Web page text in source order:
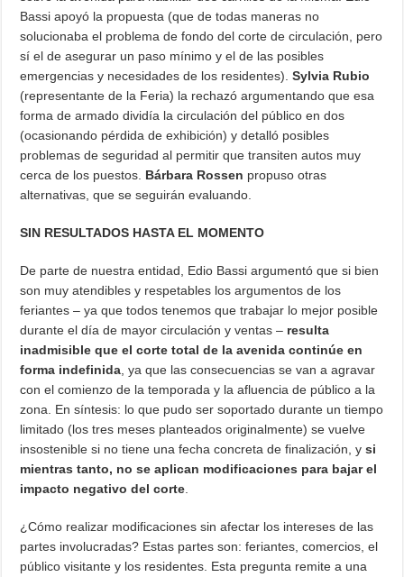
Bassi apoyó la propuesta (que de todas maneras no
solucionaba el problema de fondo del corte de circulación, pero
sí el de asegurar un paso mínimo y el de las posibles
emergencias y necesidades de los residentes).Sylvia Rubio
(representante de la Feria) la rechazó argumentando que esa
forma de armado dividía la circulación del público en dos
(ocasionando pérdida de exhibición) y detalló posibles
problemas de seguridad al permitir que transiten autos muy
cerca de los puestos. Bárbara Rossen propuso otras
alternativas, que se seguirán evaluando.
SIN RESULTADOS HASTA EL MOMENTO
De parte de nuestra entidad, Edio Bassi argumentó que si bien
son muy atendibles y respetables los argumentos de los
feriantes – ya que todos tenemos que trabajar lo mejor posible
durante el día de mayor circulación y ventas – resulta
inadmisible que el corte total de la avenida continúe en
forma indefinida , ya que las consecuencias se van a agravar
con el comienzo de la temporada y la afluencia de público a la
zona. En síntesis: lo que pudo ser soportado durante un tiempo
limitado (los tres meses planteados originalmente) se vuelve
insostenible si no tiene una fecha concreta de finalización, ysi
mientras tanto, no se aplican modificaciones para bajar el
impacto negativo del corte
¿Cómo realizar modificaciones sin afectar los intereses de las
partes involucradas? Estas partes son: feriantes, comercios, el
público visitante y los residentes. Esta pregunta remite a una